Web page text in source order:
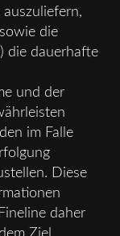
die
die dauerhafte
und der
im Falle
Diese
daher